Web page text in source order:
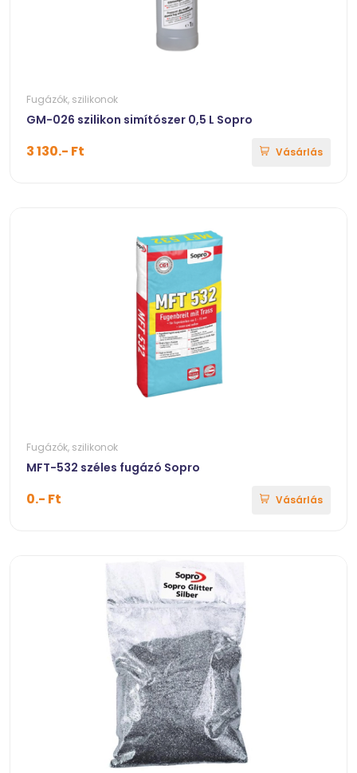
Fugázók, szilikonok
GM-026 szilikon simítószer 0,5 L Sopro
3 130.- Ft Vásárlás
Fugázók, szilikonok
MFT-532 széles fugázó Sopro
0.- Ft Vásárlás